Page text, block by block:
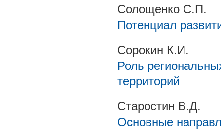
Солощенко С.П.
Потенциал
Сорокин К.И.
Роль
территорий
Старостин В.Д.
Основные